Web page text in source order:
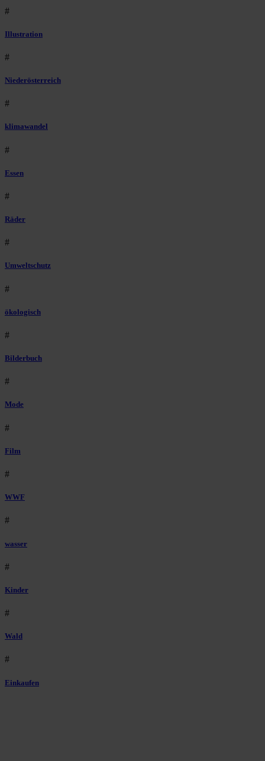
#
Illustration
#
Niederösterreich
#
klimawandel
#
Essen
#
Räder
#
Umweltschutz
#
ökologisch
#
Bilderbuch
#
Mode
#
Film
#
WWF
#
wasser
#
Kinder
#
Wald
#
Einkaufen